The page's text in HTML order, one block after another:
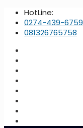
HotLine:
0274-439-6759
081326765758